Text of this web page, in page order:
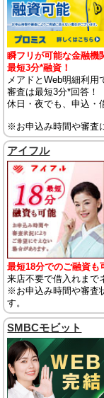
瞬フリが可能な金融機
最短3分*融資！
メアドとWeb明細利用
審査は最短3分*回答！
休日・夜でも、申込・
※お申込み時間や審査
アイフル
最短18分でのご融資も
来店不要で借入れまで
※お申込み時間や審査
す。
SMBCモビット